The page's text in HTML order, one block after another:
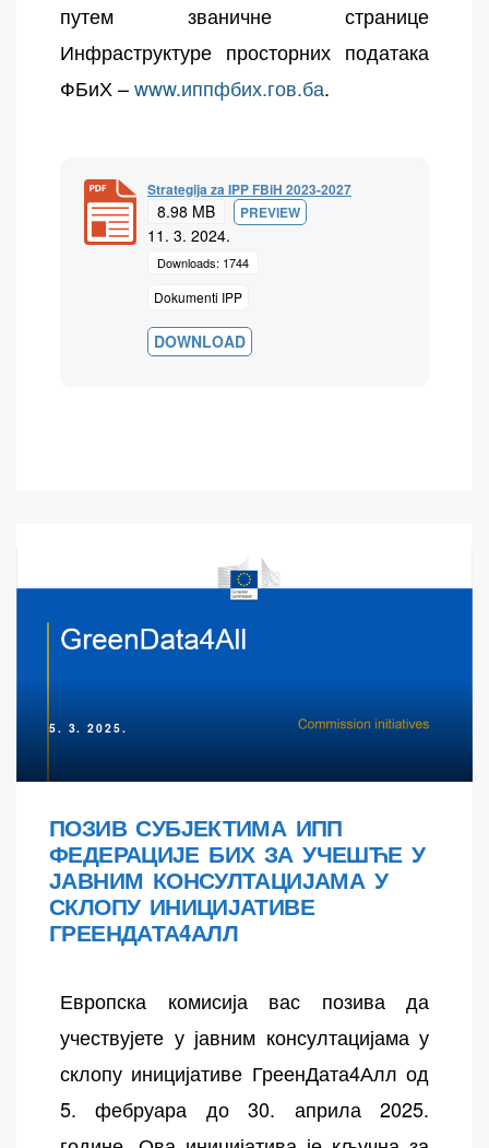
путем званичне странице
Инфраструктуре просторних података
ФБиХ –www.иппфбих.гов.ба.
Strategija za IPP FBiH 2023-2027
8.98 MB PREVIEW
11. 3. 2024.
Downloads: 1744
Dokumenti IPP
DOWNLOAD
5. 3. 2025.
ПОЗИВ СУБЈЕКТИМА ИПП
ФЕДЕРАЦИЈЕ БИХ ЗА УЧЕШЋЕ У
ЈАВНИМ КОНСУЛТАЦИЈАМА У
СКЛОПУ ИНИЦИЈАТИВЕ
ГРЕЕНДАТА4АЛЛ
Европска комисија вас позива да
учествујете у јавним консултацијама у
склопу иницијативе ГреенДата4Алл од
5. фебруара до 30. априла 2025.